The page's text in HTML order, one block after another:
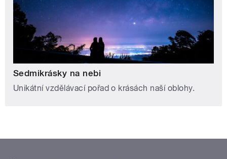
Sedmikrásky na nebi
Unikátní vzdělávací pořad o krásách naší oblohy.